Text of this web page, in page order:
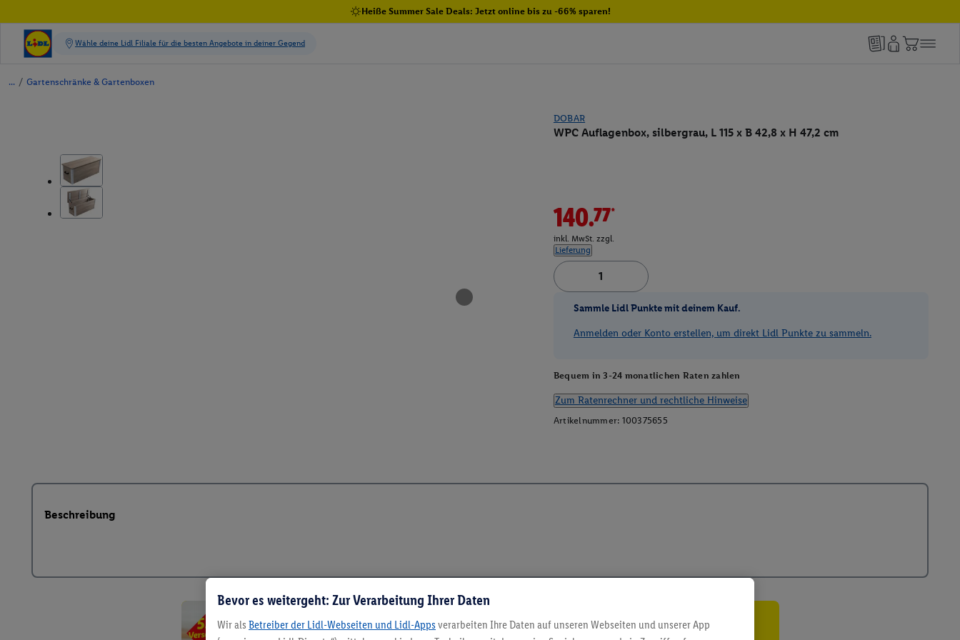
Heiße Summer Sale Deals: Jetzt online bis zu -66% sparen!
/ Gartenschränke & Gartenboxen
DOBAR
WPC Auflagenbox, silbergrau, L 115 x B 42,8 x H 47,2 cm
140.77*
inkl. MwSt. zzgl.
Lieferung
Sammle Lidl Punkte mit deinem Kauf.
Anmelden oder Konto erstellen, um direkt Lidl Punkte zu sammeln.
Bequem in 3-24 monatlichen Raten zahlen
Zum Ratenrechner und rechtliche Hinweise
Artikelnummer: 100375655
Beschreibung
Bevor es weitergeht: Zur Verarbeitung Ihrer Daten
Wir als Betreiber der Lidl-Webseiten und Lidl-Apps verarbeiten Ihre Daten auf unseren Webseiten und unserer App